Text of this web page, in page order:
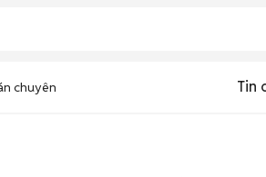
chuyên Tin